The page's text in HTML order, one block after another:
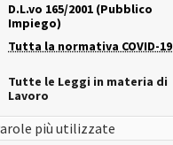
D.L.vo 165/2001 (Pubblico
Impiego)
Tutta la normativa COVID-19
Tutte le Leggi in materia di
Lavoro
più utilizzate